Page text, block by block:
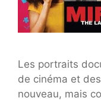
Les portraits
de cinéma et
nouveau, mais